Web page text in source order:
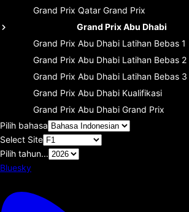
Grand Prix Qatar Grand Prix
Grand Prix Abu Dhabi
Grand Prix Abu Dhabi Latihan Bebas 1
Grand Prix Abu Dhabi Latihan Bebas 2
Grand Prix Abu Dhabi Latihan Bebas 3
Grand Prix Abu Dhabi Kualifikasi
Grand Prix Abu Dhabi Grand Prix
Pilih bahasa
Select Site
Pilih tahun...
Bluesky